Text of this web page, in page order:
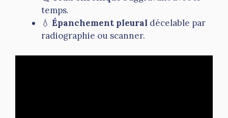
temps.
💧 Épanchement pleural décelable par
radiographie ou scanner.